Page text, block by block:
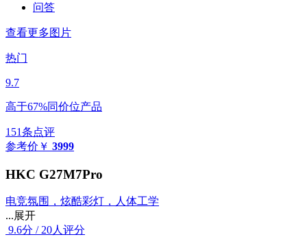
问答
查看更多图片
热门
9.7
高于67%同价位产品
151条点评
参考价 ￥ 3999
HKC G27M7Pro
电竞氛围，炫酷彩灯，人体工学
...展开
9.6分 / 20人评分